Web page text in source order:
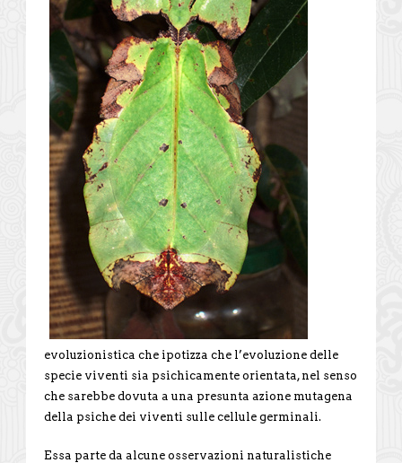
evoluzionistica che ipotizza che l’evoluzione delle
specie viventi sia psichicamente orientata, nel senso
che sarebbe dovuta a una presunta azione mutagena
della psiche dei viventi sulle cellule germinali.
Essa parte da alcune osservazioni naturalistiche